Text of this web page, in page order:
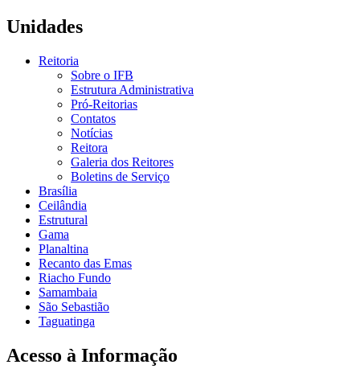
Unidades
Reitoria
Sobre o IFB
Estrutura Administrativa
Pró-Reitorias
Contatos
Notícias
Reitora
Galeria dos Reitores
Boletins de Serviço
Brasília
Ceilândia
Estrutural
Gama
Planaltina
Recanto das Emas
Riacho Fundo
Samambaia
São Sebastião
Taguatinga
Acesso à Informação